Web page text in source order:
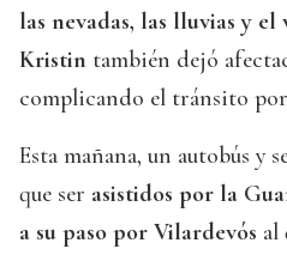
las nevadas, las lluvias y
Kristin también dejó
complicando el tránsito
Esta mañana, un autobús y
que ser asistidos por la
a su paso por Vilardevós al